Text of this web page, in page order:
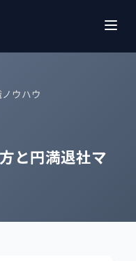
ウハウ
と円満退社マ